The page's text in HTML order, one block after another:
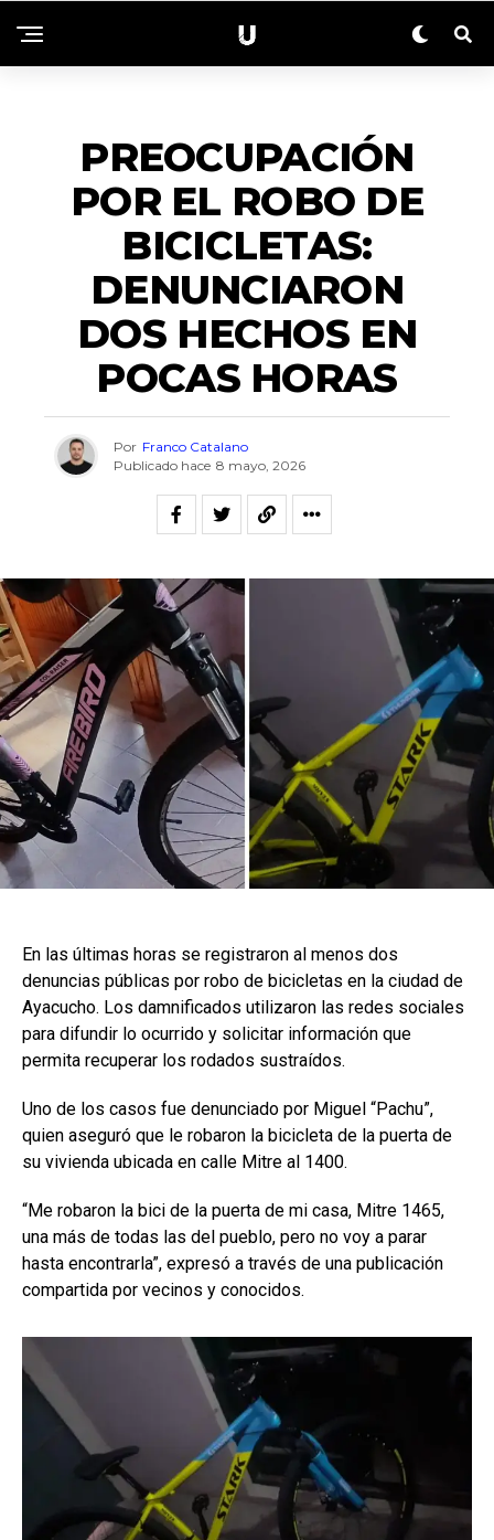
PREOCUPACIÓN
POR EL ROBO DE
BICICLETAS:
DENUNCIARON
DOS HECHOS EN
POCAS HORAS
Por Franco Catalano
Publicado hace 8 mayo, 2026
En las últimas horas se registraron al menos dos
denuncias públicas por robo de bicicletas en la ciudad de
Ayacucho. Los damnificados utilizaron las redes sociales
para difundir lo ocurrido y solicitar información que
permita recuperar los rodados sustraídos.
Uno de los casos fue denunciado por Miguel “Pachu”,
quien aseguró que le robaron la bicicleta de la puerta de
su vivienda ubicada en calle Mitre al 1400.
“Me robaron la bici de la puerta de mi casa, Mitre 1465,
una más de todas las del pueblo, pero no voy a parar
hasta encontrarla”, expresó a través de una publicación
compartida por vecinos y conocidos.